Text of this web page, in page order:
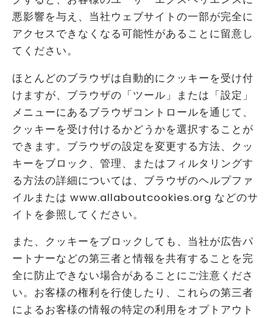
悪影響を与え、当社ウェブサイトの一部が完全に
アクセスできなくなる可能性があることに留意し
てください。
ほとんどのブラウザは自動的にクッキーを受け付
けますが、ブラウザの「ツール」または「設定」
メニューにあるブラウザコントロールを通じて、
クッキーを受け付けるかどうかを選択することが
できます。ブラウザの設定を変更する方法、クッ
キーをブロック、管理、またはフィルタリングす
る方法の詳細については、ブラウザのヘルプファ
イルまたは www.allaboutcookies.org などのサ
イトを参照してください。
また、クッキーをブロックしても、当社が広告パ
ートナーなどの第三者と情報を共有することを完
全に防止できない場合があることにご注意くださ
い。お客様の権利を行使したり、これらの第三者
によるお客様の情報の特定の利用をオプトアウト